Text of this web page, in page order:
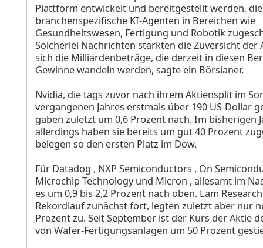
Plattform entwickelt und bereitgestellt werden,
branchenspezifische KI-Agenten in Bereichen wie
Gesundheitswesen, Fertigung und Robotik
Solcherlei Nachrichten stärkten die Zuversicht der
sich die Milliardenbeträge, die derzeit in diesen
Gewinne wandeln werden, sagte ein Börsianer.
Nvidia, die tags zuvor nach ihrem Aktiensplit im
vergangenen Jahres erstmals über 190 US-Dollar
gaben zuletzt um 0,6 Prozent nach. Im bisherigen
allerdings haben sie bereits um gut 40 Prozent
belegen so den ersten Platz im Dow.
Für Datadog , NXP Semiconductors , On
Microchip Technologyund Micron , allesamt im
es um 0,9 bis 2,2 Prozent nach oben. Lam
Rekordlauf zunächst fort, legten zuletzt aber nur
Prozent zu. Seit September ist der Kurs der Aktie
von Wafer-Fertigungsanlagen um 50 Prozent